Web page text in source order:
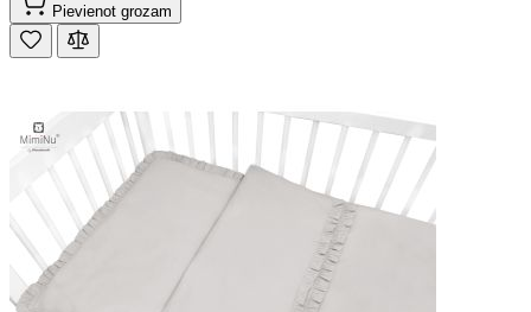
Pievienot grozam